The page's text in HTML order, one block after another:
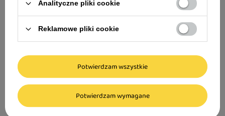
9,83 zł
12,29 zł / kg
9,83 zł
12,29 zł / kg
Analityczne pliki cookie
Reklamowe pliki cookie
Potwierdzam wymagane
Potwierdzam wszystkie